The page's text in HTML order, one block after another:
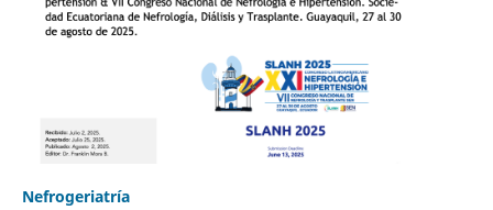
Nefrogeriatría